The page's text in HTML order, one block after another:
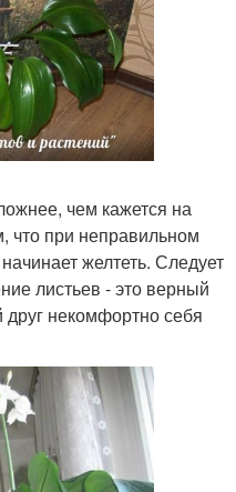
чем кажется на
что при неправильном
желтеть. Следует
листьев - это верный
друг некомфортно себя